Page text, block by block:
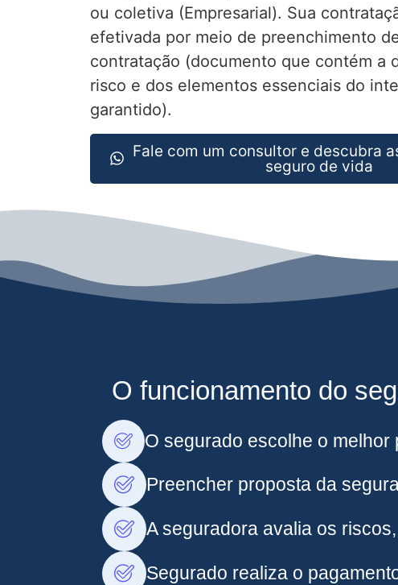
ou coletiva (Empresarial). Sua
efetivada por meio de preenchimento
contratação (documento que contém a
risco e dos elementos essenciais do
garantido).
Fale com um consultor e descubra
seguro de vida
O funcionamento do
O segurado escolhe o
Preencher proposta da
A seguradora avalia os
Segurado realiza o